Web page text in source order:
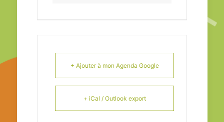
+ Ajouter à mon Agenda Google
+ iCal / Outlook export